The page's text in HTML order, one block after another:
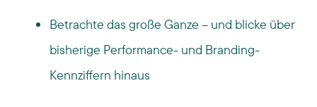
Betrachte das große Ganze – und blicke über
bisherige Performance- und Branding-
Kennziffern hinaus